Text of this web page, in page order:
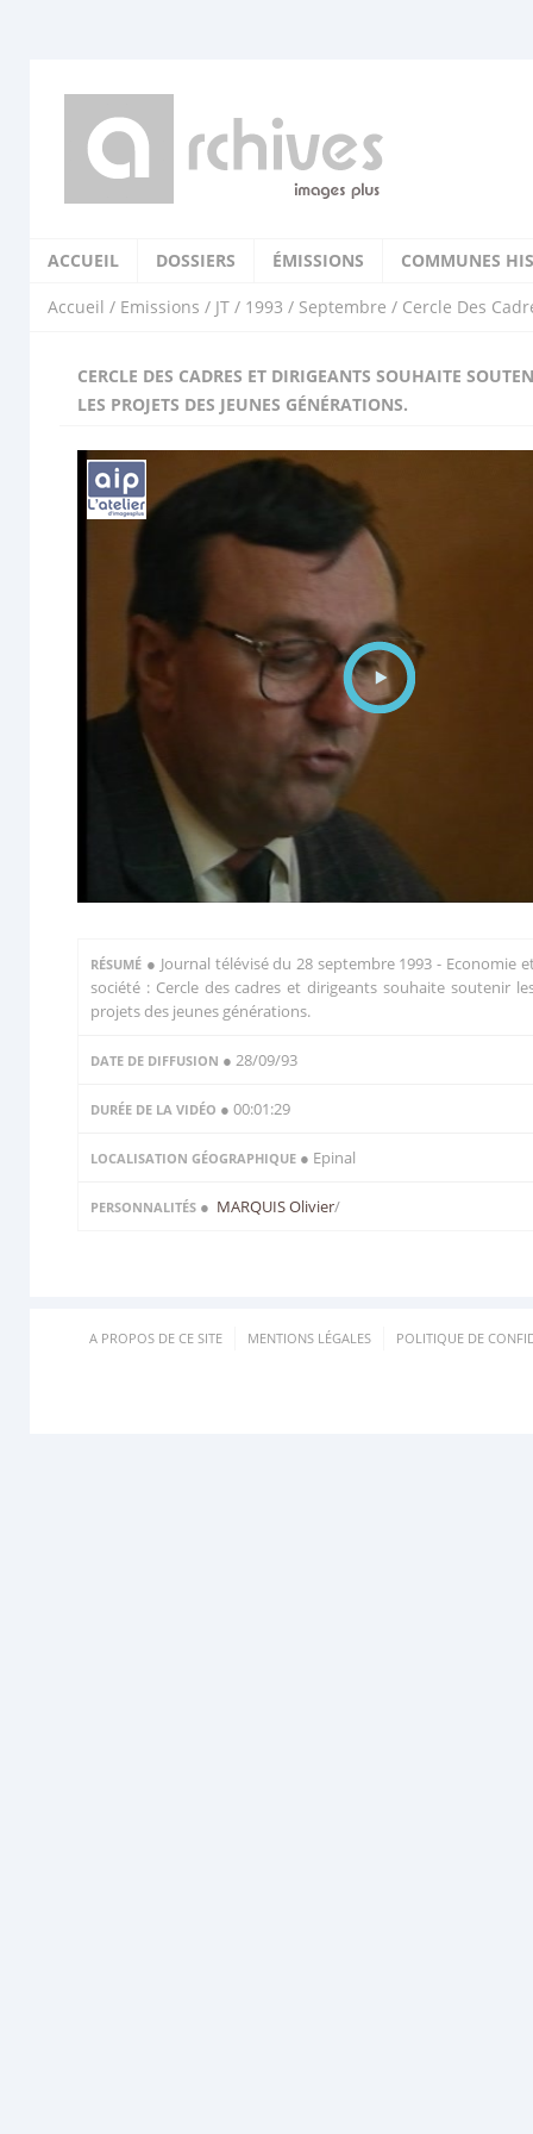
ACCUEIL DOSSIERS ÉMISSIONS COMMUNES
Accueil / Emissions / JT / 1993 / Septembre / Cercle Des
CERCLE DES CADRES ET DIRIGEANTS SOUHAITE
LES PROJETS DES JEUNES GÉNÉRATIONS.
RÉSUMÉ ● Journal télévisé du 28 septembre 1993 - Economie
société : Cercle des cadres et dirigeants souhaite soutenir
projets des jeunes générations.
DATE DE DIFFUSION ● 28/09/93
DURÉE DE LA VIDÉO ● 00:01:29
LOCALISATION GÉOGRAPHIQUE ● Epinal
PERSONNALITÉS ● MARQUIS Olivier/
A PROPOS DE CE SITE MENTIONS LÉGALES POLITIQUE DE